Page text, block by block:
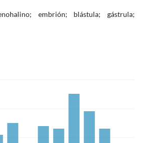
embrión; blástula; gástrula;